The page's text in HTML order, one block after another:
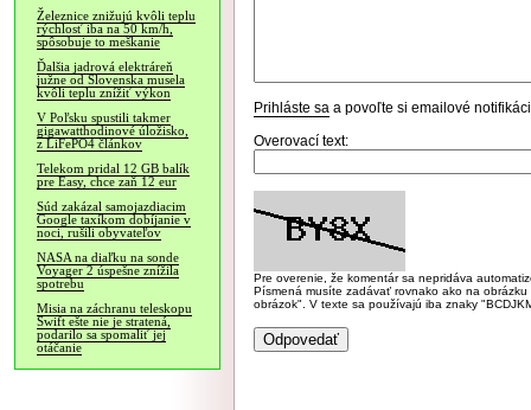
Železnice znižujú kvôli teplu
rýchlosť iba na 50 km/h,
spôsobuje to meškanie
Ďalšia jadrová elektráreň
južne od Slovenska musela
kvôli teplu znížiť výkon
V Poľsku spustili takmer
gigawatthodinové úložisko,
z LiFePO4 článkov
Telekom pridal 12 GB balík
pre Easy, chce zaň 12 eur
Súd zakázal samojazdiacim
Google taxíkom dobíjanie v
noci, rušili obyvateľov
NASA na diaľku na sonde
Voyager 2 úspešne znížila
spotrebu
Misia na záchranu teleskopu
Swift ešte nie je stratená,
podarilo sa spomaliť jej
otáčanie
Prihláste sa a povoľte si emailové
Overovací text:
Pre overenie, že komentár sa nepridáva
Písmená musíte zadávať rovnako ako na
obrázok". V texte sa používajú iba znaky